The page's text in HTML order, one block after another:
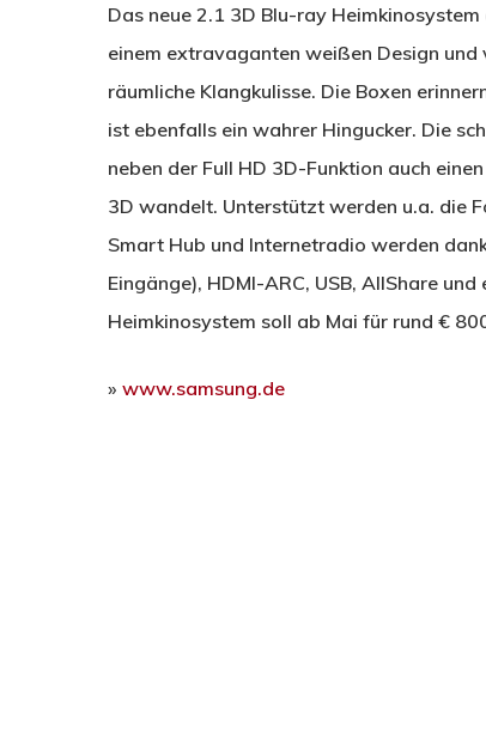
Das neue 2.1 3D Blu-ray
einem extravaganten weißen Design
räumliche Klangkulisse. Die Boxen
ist ebenfalls ein wahrer Hingucker. Die
neben der Full HD 3D-Funktion auch
3D wandelt. Unterstützt werden u.a. die
Smart Hub und Internetradio werden
Eingänge), HDMI-ARC, USB, AllShare
Heimkinosystem soll ab Mai für rund €
» www.samsung.de